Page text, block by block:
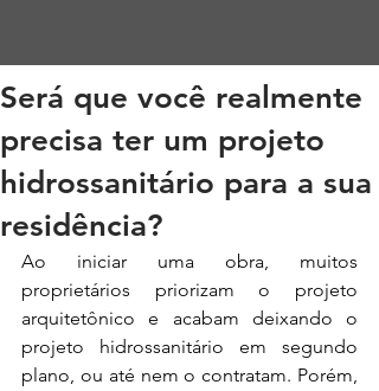
Será que você realmente
precisa ter um projeto
hidrossanitário para a sua
residência?
Ao iniciar uma obra, muitos
proprietários priorizam o projeto
arquitetônico e acabam deixando o
projeto hidrossanitário em segundo
plano, ou até nem o contratam. Porém,